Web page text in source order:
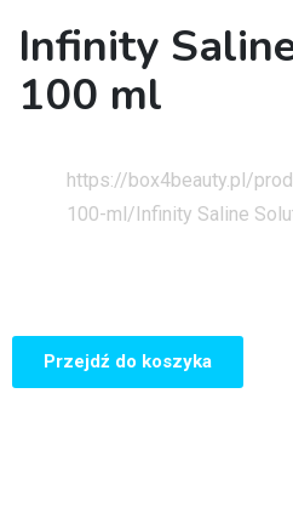
Infinity
100 ml
https://box4beauty.pl/
100-ml/Infinity Saline
Przejdź do koszyka